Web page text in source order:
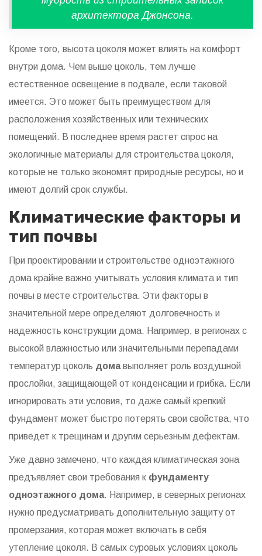
архитектора Джонсона.
Кроме того, высота цоколя может влиять на комфорт
внутри дома. Чем выше цоколь, тем лучше
естественное освещение в подвале, если таковой
имеется. Это может быть преимуществом для
расположения хозяйственных или технических
помещений. В последнее время растет спрос на
экологичные материалы для строительства цоколя,
которые не только экономят природные ресурсы, но и
имеют долгий срок службы.
Климатические факторы и
тип почвы
При проектировании и строительстве одноэтажного
дома крайне важно учитывать условия климата и тип
почвы в месте строительства. Эти факторы в
значительной мере определяют долговечность и
надежность конструкции дома. Например, в регионах с
высокой влажностью или значительными перепадами
температур цоколь домавыполняет роль воздушной
прослойки, защищающей от конденсации и грибка. Если
игнорировать эти условия, то даже самый крепкий
фундамент может быстро потерять свои свойства, что
приведет к трещинам и другим серьезным дефектам.
Уже давно замечено, что каждая климатическая зона
предъявляет свои требования к фундаменту
одноэтажного дома. Например, в северных регионах
нужно предусматривать дополнительную защиту от
промерзания, которая может включать в себя
утепление цоколя. В самых суровых условиях цоколь